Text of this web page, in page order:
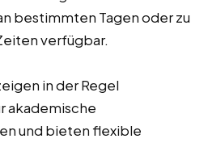
bestimmten Tagen oder zu
verfügbar.
in der Regel
akademische
und bieten flexible